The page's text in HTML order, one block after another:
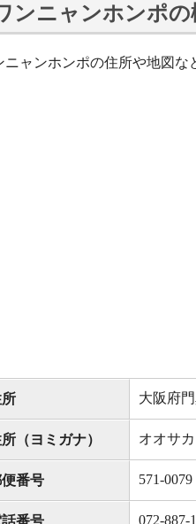
ンニャンホンポの
ニャンホンポの住所や地図な
大阪府
（ヨミガナ） オオサ
番号 571-0079
072-887-